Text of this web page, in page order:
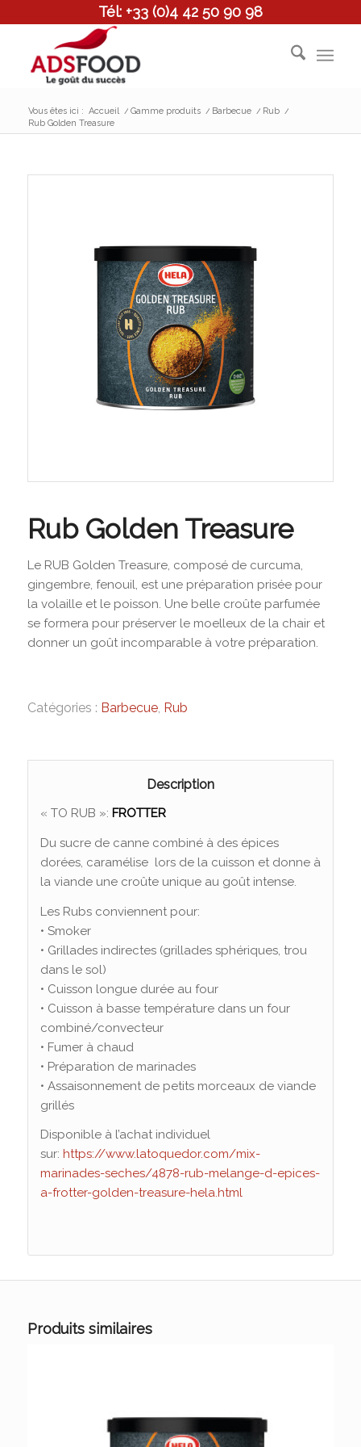
Tél: +33 (0)4 42 50 90 98
Vous êtes ici : Accueil / Gamme produits / Barbecue / Rub /
Rub Golden Treasure
Rub Golden Treasure
Le RUB Golden Treasure, composé de curcuma,
gingembre, fenouil, est une préparation prisée pour
la volaille et le poisson. Une belle croûte parfumée
se formera pour préserver le moelleux de la chair et
donner un goût incomparable à votre préparation.
Catégories : Barbecue, Rub
Description
« TO RUB »: FROTTER
Du sucre de canne combiné à des épices
dorées, caramélise lors de la cuisson et donne à
la viande une croûte unique au goût intense.
Les Rubs conviennent pour:
• Smoker
• Grillades indirectes (grillades sphériques, trou
dans le sol)
• Cuisson longue durée au four
• Cuisson à basse température dans un four
combiné/convecteur
• Fumer à chaud
• Préparation de marinades
• Assaisonnement de petits morceaux de viande
grillés
Disponible à l’achat individuel
sur: https://www.latoquedor.com/mix-
marinades-seches/4878-rub-melange-d-epices-
a-frotter-golden-treasure-hela.html
Produits similaires